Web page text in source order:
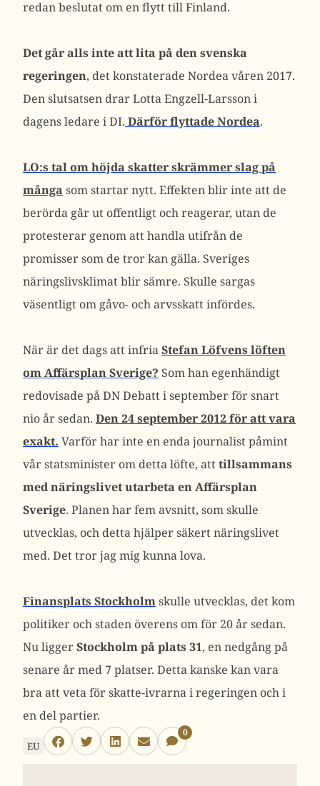
redan beslutat om en flytt till Finland.
Det går alls inte att lita på den svenska
regeringen, det konstaterade Nordea våren 2017.
Den slutsatsen drar Lotta Engzell-Larsson i
dagens ledare i DI. Därför flyttade Nordea.
LO:s tal om höjda skatter skrämmer slag på
många som startar nytt. Effekten blir inte att de
berörda går ut offentligt och reagerar, utan de
protesterar genom att handla utifrån de
promisser som de tror kan gälla. Sveriges
näringslivsklimat blir sämre. Skulle sargas
väsentligt om gåvo- och arvsskatt infördes.
När är det dags att infriaStefan Löfvens löften
om Affärsplan Sverige? Som han egenhändigt
redovisade på DN Debatt i september för snart
nio år sedan. Den 24 september 2012 för att vara
exakt. Varför har inte en enda journalist påmint
vår statsminister om detta löfte, atttillsammans
med näringslivet utarbeta en Affärsplan
Sverige. Planen har fem avsnitt, som skulle
utvecklas, och detta hjälper säkert näringslivet
med. Det tror jag mig kunna lova.
Finansplats Stockholmskulle utvecklas, det kom
politiker och staden överens om för 20 år sedan.
Nu liggerStockholm på plats 31, en nedgång på
senare år med 7 platser. Detta kanske kan vara
bra att veta för skatte-ivrarna i regeringen och i
en del partier.
EU
0